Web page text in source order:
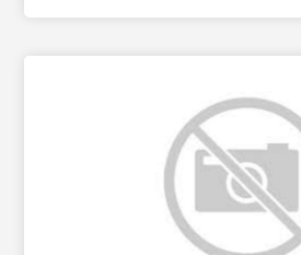
Academia equipada Piscina térmica
para o seu conforto e bem-estar. Agende sua visita e
surpreenda-se. será um prazer